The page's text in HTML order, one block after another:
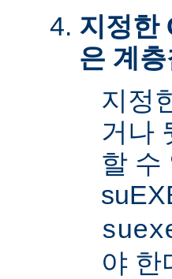
지정한
은 계
지정
거나
할 수
야 한